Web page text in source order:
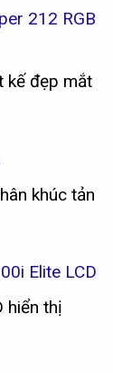
212 RGB
kế đẹp mắt
khúc tản
Elite LCD
hiển thị